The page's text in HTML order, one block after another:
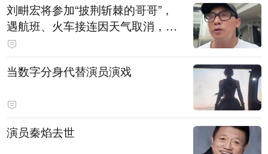
刘畊宏将参加“披荆斩棘的哥哥”，
遇航班、火车接连因天气取消，本
人回应：录节目太披荆斩棘了，还
得先乘风破浪
当数字分身代替演员演戏
演员秦焰去世